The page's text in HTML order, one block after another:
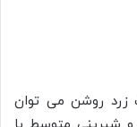
روشن می توان